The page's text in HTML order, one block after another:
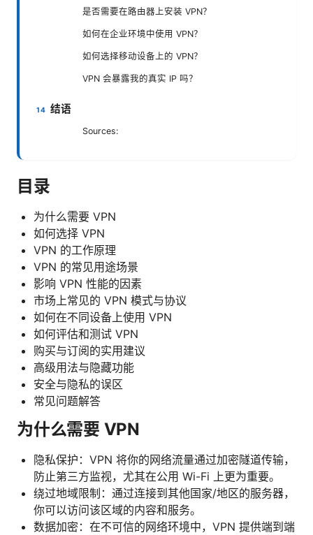
是否需要在路由器上安装 VPN？
如何在企业环境中使用 VPN？
如何选择移动设备上的 VPN？
VPN 会暴露我的真实 IP 吗？
结语
Sources:
目录
为什么需要 VPN
如何选择 VPN
VPN 的工作原理
VPN 的常见用途场景
影响 VPN 性能的因素
市场上常见的 VPN 模式与协议
如何在不同设备上使用 VPN
如何评估和测试 VPN
购买与订阅的实用建议
高级用法与隐藏功能
安全与隐私的误区
常见问题解答
为什么需要 VPN
隐私保护：VPN 将你的网络流量通过加密隧道传输，
防止第三方监视，尤其在公用 Wi-Fi 上更为重要。
绕过地域限制：通过连接到其他国家/地区的服务器，
你可以访问该区域的内容和服务。
数据加密：在不可信的网络环境中，VPN 提供端到端